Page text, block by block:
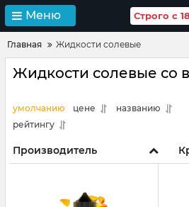
Меню Строго с 18
Главная Жидкости солевые
Жидкости солевые со
умолчанию цене
названию
рейтингу
Производитель